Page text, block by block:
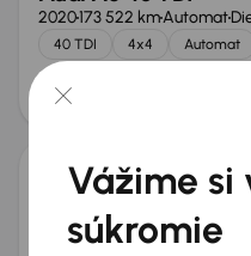
2020173 522 kmAutomat
40 TDI 4x4 Automat
od 72 €
Audi A6
2015275 158 km Automat
Vážime si
súkromie